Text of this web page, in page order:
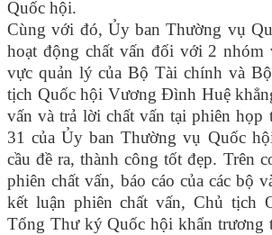
Quốc hội.
Cùng với đó, Ủy ban Thường vụ
hoạt động chất vấn đối với 2 nhóm
vực quản lý của Bộ Tài chính và
tịch Quốc hội Vương Đình Huệ
vấn và trả lời chất vấn tại phiên
31 của Ủy ban Thường vụ Quốc
cầu đề ra, thành công tốt đẹp. Trên
phiên chất vấn, báo cáo của các bộ
kết luận phiên chất vấn, Chủ tịch
Tổng Thư ký Quốc hội khẩn trương